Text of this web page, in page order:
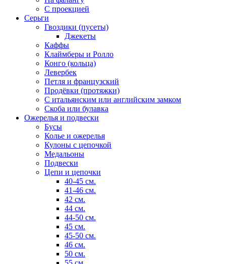
С проекцией
Серьги
Гвоздики (пусеты)
Джекеты
Каффы
Клаймберы и Ролло
Конго (кольца)
Левербек
Петля и французский
Продёвки (протяжки)
С итальянским или английским замком
Скоба или булавка
Ожерелья и подвески
Бусы
Колье и ожерелья
Кулоны с цепочкой
Медальоны
Подвески
Цепи и цепочки
40-45 см.
41-46 см.
42 см.
44 см.
44-50 см.
45 см.
45-50 см.
46 см.
50 см.